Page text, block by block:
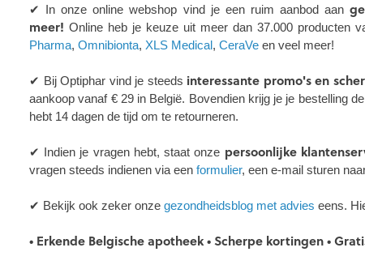
✔ In onze online webshop vind je een ruim aanbod aan
meer!Online heb je keuze uit meer dan 37.000 producten
Pharma, Omnibionta, XLS Medical, CeraVe en veel meer!
✔ Bij Optiphar vind je steeds interessante promo's en
aankoop vanaf € 29 in België. Bovendien krijg je je bestelling
hebt 14 dagen de tijd om te retourneren.
✔ Indien je vragen hebt, staat onze persoonlijke
vragen steeds indienen via een formulier, een e-mail sturen
✔ Bekijk ook zeker onze gezondheidsblog met advies eens.
• Erkende Belgische apotheek • Scherpe kortingen •